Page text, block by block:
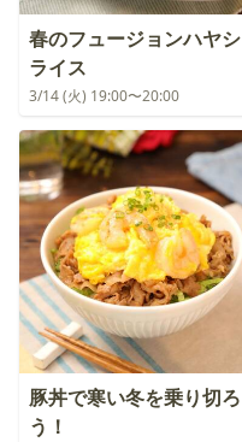
春のフュージョンハヤシ
ライス
3/14 (火) 19:00〜20:00
豚丼で寒い冬を乗り切ろ
う！